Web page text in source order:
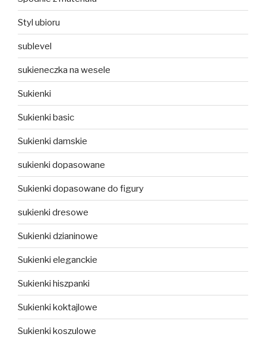
Styl ubioru
sublevel
sukieneczka na wesele
Sukienki
Sukienki basic
Sukienki damskie
sukienki dopasowane
Sukienki dopasowane do figury
sukienki dresowe
Sukienki dzianinowe
Sukienki eleganckie
Sukienki hiszpanki
Sukienki koktajlowe
Sukienki koszulowe